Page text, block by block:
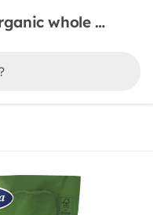
Santa maria tortilla organic whole wheat